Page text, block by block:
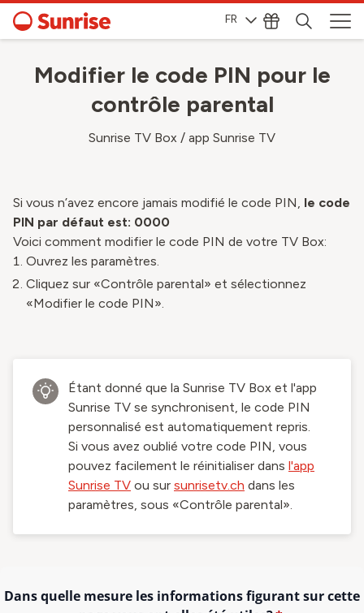
FR
Modifier le code PIN pour le
contrôle parental
Sunrise TV Box / app Sunrise TV
Si vous n’avez encore jamais modifié le code PIN, le code
PIN par défaut est: 0000
Voici comment modifier le code PIN de votre TV Box:
Ouvrez les paramètres.
Cliquez sur «Contrôle parental» et sélectionnez
«Modifier le code PIN».
Étant donné que la Sunrise TV Box et l'app
Sunrise TV se synchronisent, le code PIN
personnalisé est automatiquement repris.
Si vous avez oublié votre code PIN, vous
pouvez facilement le réinitialiser dans l'app
Sunrise TV ou sur sunrisetv.ch dans les
paramètres, sous «Contrôle parental».